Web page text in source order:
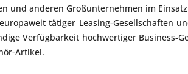
und anderen Großunternehmen im
tätiger Leasing-Gesellschaften
Verfügbarkeit hochwertiger Business-
-Artikel.